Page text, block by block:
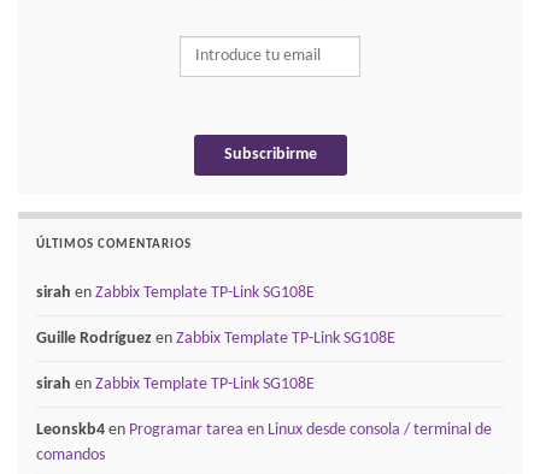
ÚLTIMOS COMENTARIOS
sirah en Zabbix Template TP-Link SG108E
Guille Rodríguez en Zabbix Template TP-Link SG108E
sirah en Zabbix Template TP-Link SG108E
Leonskb4 en Programar tarea en Linux desde consola / terminal de
comandos